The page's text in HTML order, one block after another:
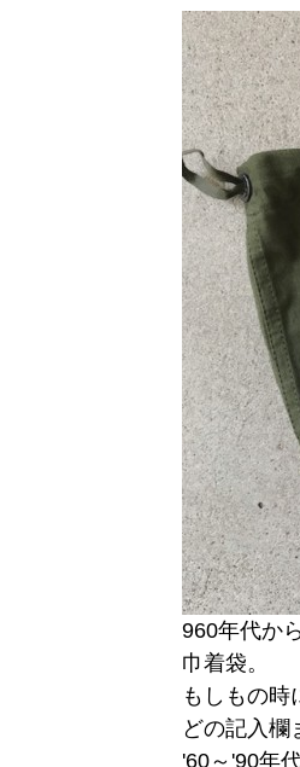
960年代か
巾着袋。
もしもの時
どの記入欄
'60～'90年